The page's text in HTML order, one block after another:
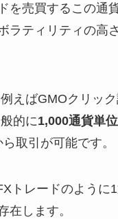
を売買するこの通
ラティリティの高
えばGMOクリッ
的に1,000通貨単
ら取引が可能です。
トレードのように
在します。